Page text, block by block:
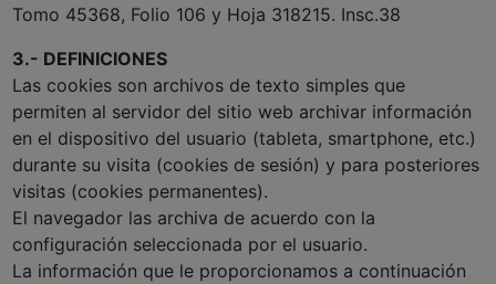
Tomo 45368, Folio 106 y Hoja 318215. Insc.38
3.- DEFINICIONES
Las cookies son archivos de texto simples que
permiten al servidor del sitio web archivar información
en el dispositivo del usuario (tableta, smartphone, etc.)
durante su visita (cookies de sesión) y para posteriores
visitas (cookies permanentes).
El navegador las archiva de acuerdo con la
configuración seleccionada por el usuario.
La información que le proporcionamos a continuación